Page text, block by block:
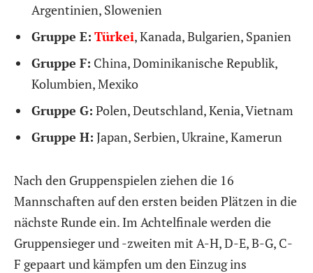
Argentinien, Slowenien
Gruppe E: Türkei, Kanada, Bulgarien, Spanien
Gruppe F: China, Dominikanische Republik,
Kolumbien, Mexiko
Gruppe G: Polen, Deutschland, Kenia, Vietnam
Gruppe H: Japan, Serbien, Ukraine, Kamerun
Nach den Gruppenspielen ziehen die 16
Mannschaften auf den ersten beiden Plätzen in die
nächste Runde ein. Im Achtelfinale werden die
Gruppensieger und -zweiten mit A-H, D-E, B-G, C-
F gepaart und kämpfen um den Einzug ins